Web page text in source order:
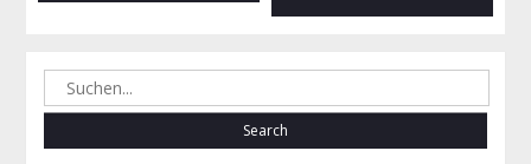
Search
for: